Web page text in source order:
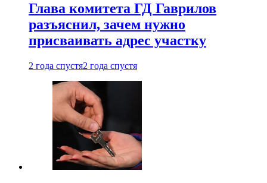
Глава комитета ГД Гаврилов
разъяснил, зачем нужно
присваивать адрес участку
2 года спустя2 года спустя